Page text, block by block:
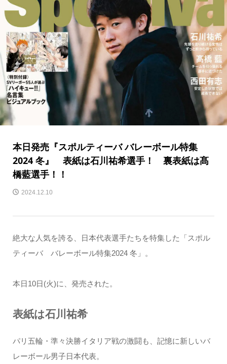
本日発売『スポルティーバ バレーボール特集
2024 冬』 表紙は石川祐希選手！ 裏表紙は髙
橋藍選手！！
2024.12.10
絶大な人気を誇る、日本代表選手たちを特集した「スポル
ティーバ バレーボール特集2024 冬」。
本日10日(火)に、発売された。
表紙は石川祐希
パリ五輪・準々決勝イタリア戦の激闘も、記憶に新しいバ
レーボール男子日本代表。